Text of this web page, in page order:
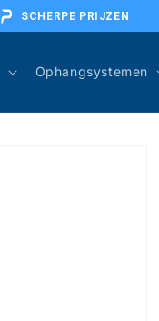
SCHERPE PRIJZEN
Ophangsystemen